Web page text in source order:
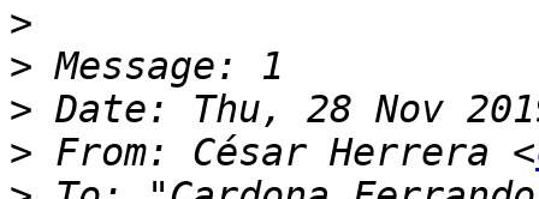
>
>
>
> From: César Herrera <